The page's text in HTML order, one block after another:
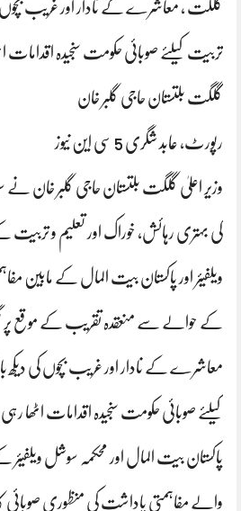
گلگت ، معاشرے کے نادار اور غریب بچوں
تربیت کیلئے صوبائی حکومت سنجیدہ
گلگت بلتستان حاجی گلبر خان
رپورٹ، عابد شگری 5 سی این نیوز
وزیر اعلیٰ گلگت بلتستان حاجی گلبر
کی بہتری رہائش، خوراک اور تعلیم و
ویلفیئر اور پاکستان بیت المال کے مابین
کے حوالے سے منعقدہ تقریب کے موقع پر
معاشرے کے نادار اور غریب بچوں کی دیکھ
کیلئے صوبائی حکومت سنجیدہ اقدامات
پاکستان بیت المال اور محکمہ سوشل
والے مفاہمتی یاداشت کی منظوری صوبائی